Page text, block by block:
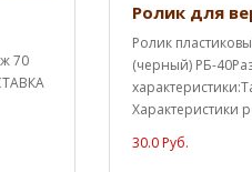
70
Ролик для
Ролик
(черный) РБ-
Характеристики
30.0 Руб.